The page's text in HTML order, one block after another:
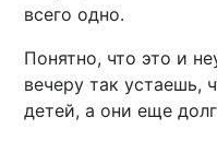
всего одно.
Понятно, что это и
вечеру так устаешь,
детей, а они еще